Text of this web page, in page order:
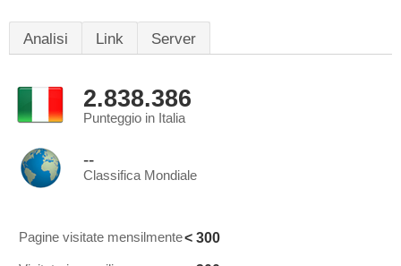
Analisi Link Server
2.838.386
Punteggio in Italia
--
Classifica Mondiale
Pagine visitate mensilmente< 300